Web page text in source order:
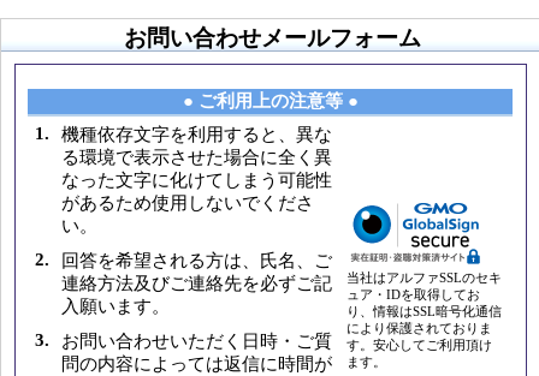
お問い合わせメールフォーム
● ご利用上の注意等 ●
1.
機種依存文字を利用すると、異な
る環境で表示させた場合に全く異
なった文字に化けてしまう可能性
があるため使用しないでくださ
い。
当社はアルファSSLのセキ
ュア・IDを取得してお
り、情報はSSL暗号化通信
により保護されておりま
す。安心してご利用頂け
ます。
2.
回答を希望される方は、氏名、ご
連絡方法及びご連絡先を必ずご記
入願います。
3.
お問い合わせいただく日時・ご質
問の内容によっては返信に時間が